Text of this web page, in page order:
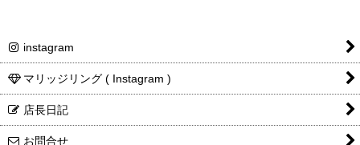
instagram
マリッジリング ( Instagram )
店長日記
お問合せ